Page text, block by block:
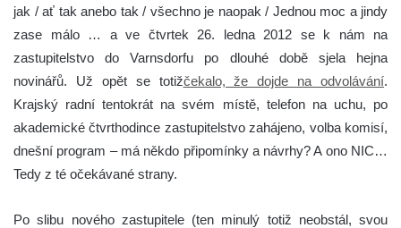
jak / ať tak anebo tak / všechno je naopak / Jednou moc a jindy
zase málo … a ve čtvrtek 26. ledna 2012 se k nám na
zastupitelstvo do Varnsdorfu po dlouhé době sjela hejna
novinářů. Už opět se totižčekalo, že dojde na odvolávání.
Krajský radní tentokrát na svém místě, telefon na uchu, po
akademické čtvrthodince zastupitelstvo zahájeno, volba komisí,
dnešní program – má někdo připomínky a návrhy? A ono NIC…
Tedy z té očekávané strany.
Po slibu nového zastupitele (ten minulý totiž neobstál, svou